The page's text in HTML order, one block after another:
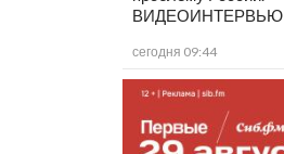
ВИДЕОИНТЕРВЬЮ
сегодня 09:44